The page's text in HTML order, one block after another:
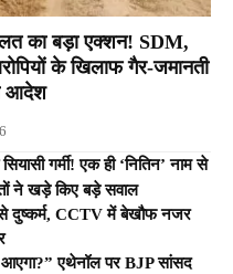
का बड़ा एक्शन! SDM,
के खिलाफ गैर-जमानती
आदेश
गर्मी! एक ही ‘नितिन’ नाम से
ने खड़े किए बड़े सवाल
से दुष्कर्म, CCTV में बेखौफ नजर
आएगा?” एथेनॉल पर BJP सांसद